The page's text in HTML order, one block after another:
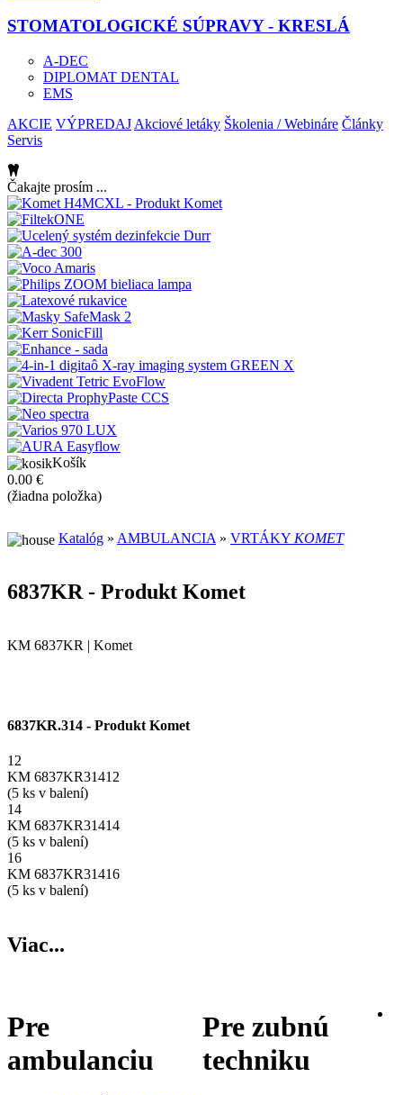
STOMATOLOGICKÉ SÚPRAVY - KRESLÁ
A-DEC
DIPLOMAT DENTAL
EMS
AKCIE VÝPREDAJ Akciové letáky Školenia / Webináre Články
Servis
Čakajte prosím ...
Košík
0.00 €
(žiadna položka)
Katalóg » AMBULANCIA » VRTÁKY KOMET
6837KR - Produkt Komet
KM 6837KR | Komet
6837KR.314 - Produkt Komet
12
KM 6837KR31412
(5 ks v balení)
14
KM 6837KR31414
(5 ks v balení)
16
KM 6837KR31416
(5 ks v balení)
Viac...
Pre
ambulanciu
Pre zubnú
techniku